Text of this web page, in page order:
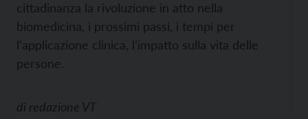
cittadinanza la rivoluzione in atto nella
biomedicina, i prossimi passi, i tempi per
l’applicazione clinica, l’impatto sulla vita delle
persone.
di redazione VT